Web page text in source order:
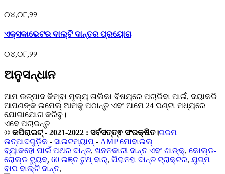
୦୪,୦୮,୨୨
ଏକ୍ସକାଭେଟର ବାଲ୍ଟି ଦାନ୍ତର ପ୍ରୟୋଗ
୦୪,୦୮,୨୨
ଅନୁସନ୍ଧାନ
ଆମ ଉତ୍ପାଦ କିମ୍ବା ମୂଲ୍ୟ ତାଲିକା ବିଷୟରେ ପଚାରିବା ପାଇଁ, ଦୟାକରି
ଆପଣଙ୍କ ଇମେଲ୍ ଆମକୁ ପଠାନ୍ତୁ ଏବଂ ଆମେ 24 ଘଣ୍ଟା ମଧ୍ୟରେ
ଯୋଗାଯୋଗ କରିବୁ।
ଏବେ ପଚାରନ୍ତୁ
© କପିରାଇଟ୍ - 2021-2022 : ସର୍ବସତ୍ତ୍ଵ ସଂରକ୍ଷିତ।ଗରମ
ଉତ୍ପାଦଗୁଡ଼ିକ - ସାଇଟମ୍ୟାପ୍ - AMP ମୋବାଇଲ୍
ବ୍ୟାକହୋ ପାଇଁ ପଥର ଦାନ୍ତ, ଖନନକାରୀ ଦାନ୍ତ ଏବଂ ଶାଙ୍କ୍, କୋଲ୍ଡ-
ରୋଲ୍ଡ ଟ୍ୟୁବ୍, 60 ଇଞ୍ଚ ଟୁଥ୍ ବାର୍, ପିରାନହା ଦାନ୍ତ ଟ୍ରାକ୍ଟର, ଯୁଗ୍ମ
ବାଘ ବାଲ୍ଟି ଦାନ୍ତ,